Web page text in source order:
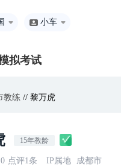
小车
拟考试
教练 // 黎万虎
15年教龄
点评1条 IP属地
成都市